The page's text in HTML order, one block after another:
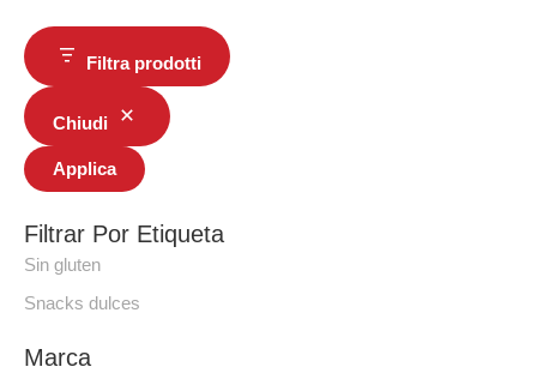
Filtra prodotti
Chiudi
Applica
Filtrar Por Etiqueta
Sin gluten
Snacks dulces
Marca